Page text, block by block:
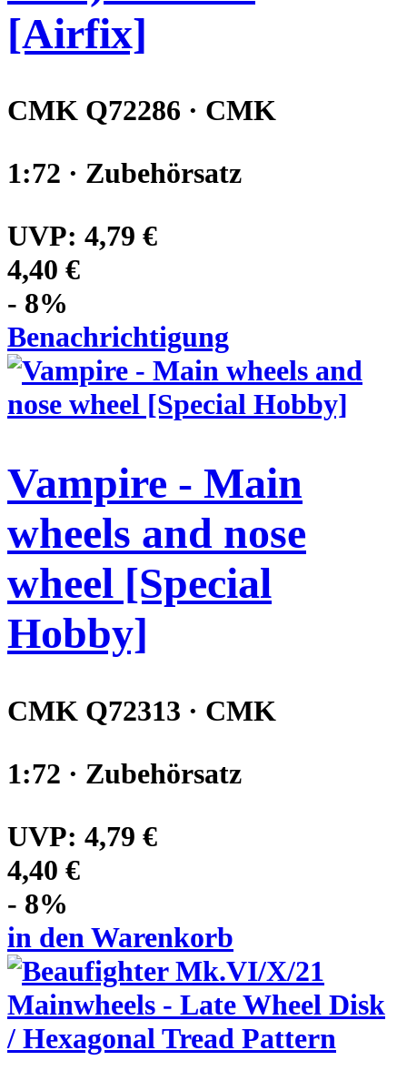
[Airfix]
CMK Q72286 · CMK
1:72 · Zubehörsatz
UVP: 4,79 €
4,40 €
- 8%
Benachrichtigung
Vampire - Main
wheels and nose
wheel [Special
Hobby]
CMK Q72313 · CMK
1:72 · Zubehörsatz
UVP: 4,79 €
4,40 €
- 8%
in den Warenkorb